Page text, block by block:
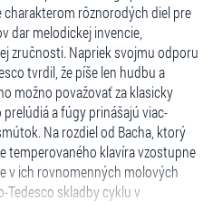
rôznorodých diel pre
dar melodickej invencie,
zručnosti. Napriek svojmu odporu
tvrdil, že píše len hudbu a
možno považovať za klasicky
a fúgy prinášajú viac-
Na rozdiel od Bacha, ktorý
temperovaného klavíra vzostupne
v ich rovnomenných molových
Tedesco skladby cyklu v